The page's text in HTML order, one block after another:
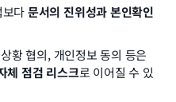
보다 문서의 진위성과 본인확인
황 협의, 개인정보 동의 등은
체 점검 리스크로 이어질 수 있